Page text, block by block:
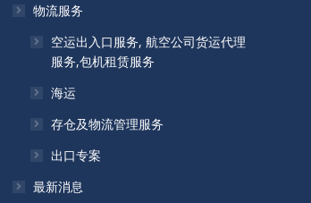
物流服务
空运出入口服务, 航空公司货运代理
服务,包机租赁服务
海运
存仓及物流管理服务
出口专案
最新消息